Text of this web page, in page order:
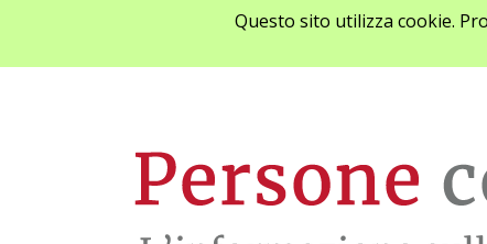
Questo sito utilizza cookie.